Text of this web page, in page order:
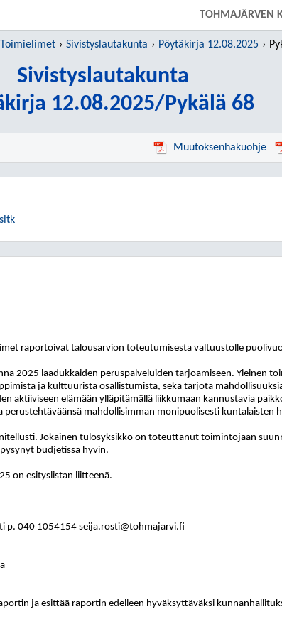
TOHMAJÄRVEN
Toimielimet Sivistyslautakunta Pöytäkirja 12.08.2025
Sivistyslautakunta
12.08.2025/Pykälä 68
Muutoksenhakuohje
raportoivat talousarvion toteutumisesta valtuustolle
2025 laadukkaiden peruspalveluiden tarjoamiseen. Yleinen
ja kulttuurista osallistumista, sekä tarjota
aktiiviseen elämään ylläpitämällä liikkumaan kannustavia
mahdollisimman monipuolisesti kuntalaisten
Jokainen tulosyksikkö on toteuttanut toimintojaan
budjetissa hyvin.
on esityslistan liitteenä.
p. 040 1054154 seija.rosti@tohmajarvi.fi
ja esittää raportin edelleen hyväksyttäväksi